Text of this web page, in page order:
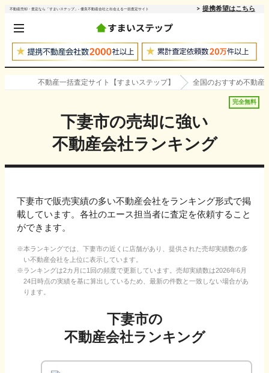
不動産売却・査定なら「すまいステップ」- 優良不動産会社と出会える一括査定サイト 提携希望はこちら
不動産一括査定サイト【すまいステップ】 全国のおすすめ不動産
完全無料
下妻市の売却に強い
不動産会社ランキング
下妻市で販売実績の多い不動産会社をランキング形式で掲
載しています。各社のエース担当者に査定を依頼すること
ができます。
本ランキングでは、 下妻市の近くに店舗があり、提供された売却実績数の多
い不動産会社を上位に表示しています。
ランキングは2カ月に1回の頻度で更新しています。売却実績数は2026年6月
24日時点の実績を基に算出しているため、最新の件数と一致しない場合があ
ります。
下妻市の
不動産会社ランキング